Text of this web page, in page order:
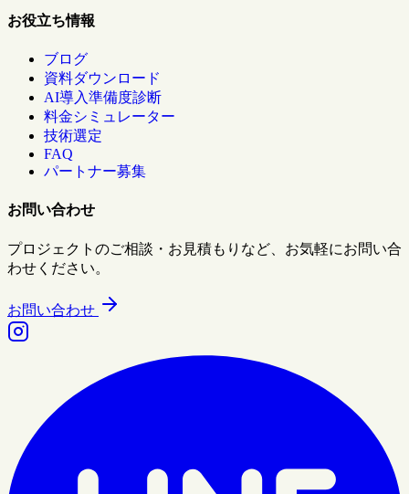
お役立ち情報
ブログ
資料ダウンロード
AI導入準備度診断
料金シミュレーター
技術選定
FAQ
パートナー募集
お問い合わせ
プロジェクトのご相談・お見積もりなど、お気軽にお問い合
わせください。
お問い合わせ